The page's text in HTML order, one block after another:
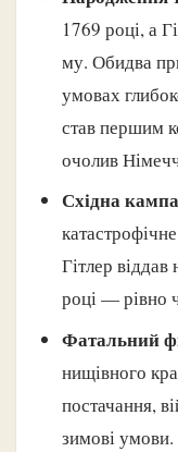
1769 році, а
му. Обидва
умовах
став першим
очолив
Східна
Гітлер
році — рівно
Фатальний
нищівного
постачання,
зимові